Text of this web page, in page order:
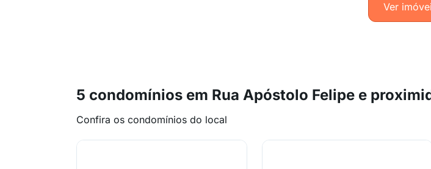
Ver
5 condomínios em Rua Apóstolo Felipe e
Confira os condomínios do local